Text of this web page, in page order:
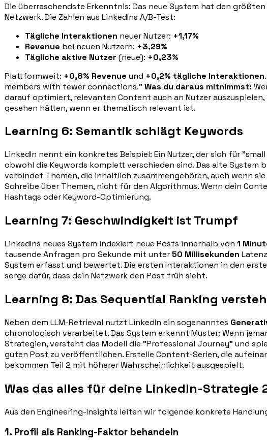
Die überraschendste Erkenntnis: Das neue System hat den
Netzwerk. Die Zahlen aus LinkedIns A/B-Test:
Tägliche Interaktionen neuer Nutzer: +1,17%
Revenue bei neuen Nutzern: +3,29%
Tägliche aktive Nutzer (neue): +0,23%
Plattformweit: +0,8% Revenue und +0,2% tägliche Interaktionen
members with fewer connections." Was du daraus mitnimmst:
darauf optimiert, relevanten Content auch an Nutzer
gesehen hätten, wenn er thematisch relevant ist.
Learning 6: Semantik schlägt Keywords
LinkedIn nennt ein konkretes Beispiel: Ein Nutzer, der sich für
obwohl die Keywords komplett verschieden sind. Das alte
verbindet Themen, die inhaltlich zusammengehören, auch wenn
Schreibe über Themen, nicht für den Algorithmus. Wenn dein
Hashtags oder Keyword-Optimierung.
Learning 7: Geschwindigkeit ist Trumpf
LinkedIns neues System indexiert neue Posts innerhalb von 1
tausende Anfragen pro Sekunde mit unter 50 Millisekunden
System erfasst und bewertet. Die ersten Interaktionen in den
sorge dafür, dass dein Netzwerk den Post früh sieht.
Learning 8: Das Sequential Ranking
Neben dem LLM-Retrieval nutzt LinkedIn ein sogenanntes
chronologisch verarbeitet. Das System erkennt Muster: Wenn
Strategien, versteht das Modell die "Professional Journey" und
guten Post zu veröffentlichen. Erstelle Content-Serien, die
bekommen Teil 2 mit höherer Wahrscheinlichkeit ausgespielt.
Was das alles für deine LinkedIn-Strategie
Aus den Engineering-Insights leiten wir folgende konkrete
1. Profil als Ranking-Faktor behandeln